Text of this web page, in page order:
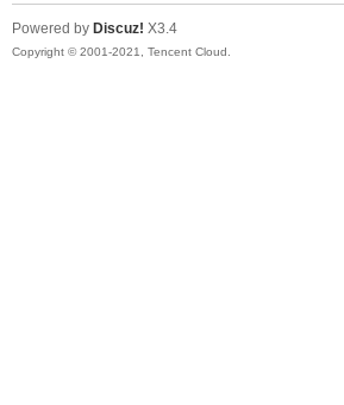
Powered by Discuz! X3.4
Copyright © 2001-2021, Tencent Cloud.